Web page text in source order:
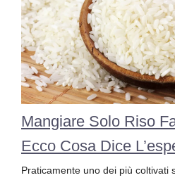
Mangiare Solo Riso
Ecco Cosa Dice
Praticamente uno dei più coltivati